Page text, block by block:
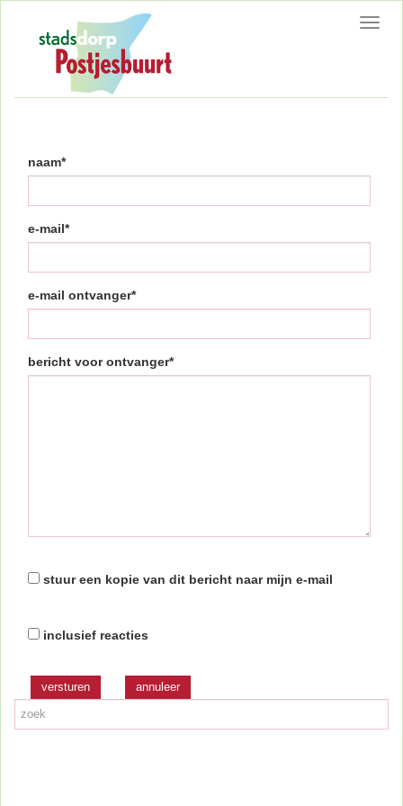
naam*
e-mail*
e-mail ontvanger*
bericht voor ontvanger*
stuur een kopie van dit bericht naar mijn e-mail
inclusief reacties
versturen